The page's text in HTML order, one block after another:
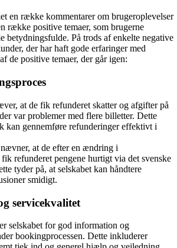
en række kommentarer om brugeroplevelser
række positive temaer, som brugerne
betydningsfulde. På trods af enkelte negative
der har haft gode erfaringer med
de positive temaer, der går igen:
at de fik refunderet skatter og afgifter på
var problemer med flere billetter. Dette
kan gennemføre refunderinger effektivt i
at de efter en ændring i
refunderet pengene hurtigt via det svenske
tyder på, at selskabet kan håndtere
smidigt.
servicekvalitet
selskabet for god information og
bookingprocessen. Dette inkluderer